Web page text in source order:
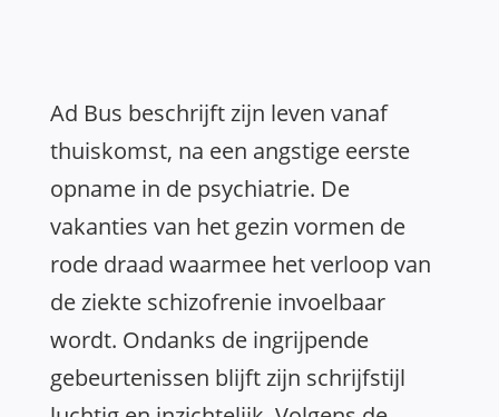
Ad Bus beschrijft zijn leven vanaf
thuiskomst, na een angstige eerste
opname in de psychiatrie. De
vakanties van het gezin vormen de
rode draad waarmee het verloop van
de ziekte schizofrenie invoelbaar
wordt. Ondanks de ingrijpende
gebeurtenissen blijft zijn schrijfstijl